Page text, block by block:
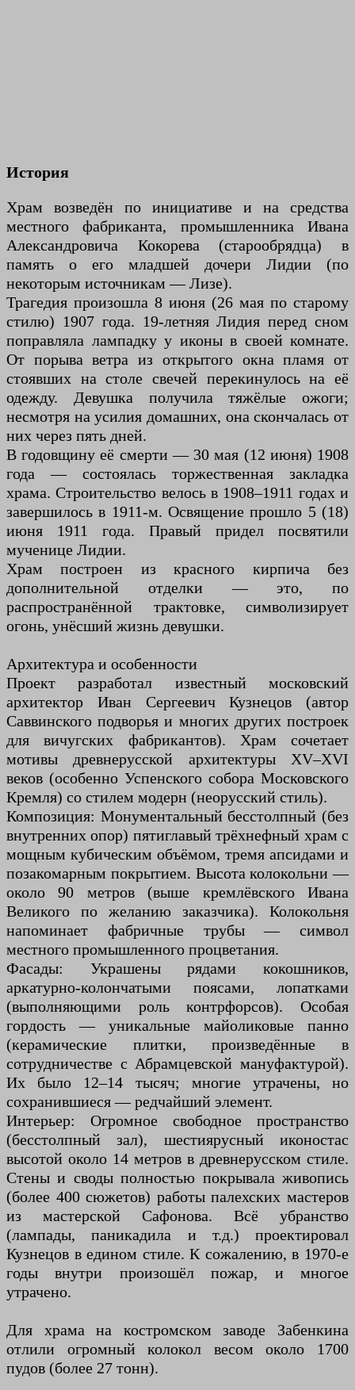
История
Храм возведён по инициативе и на средства
местного фабриканта, промышленника Ивана
Александровича Кокорева (старообрядца) в
память о его младшей дочери Лидии (по
некоторым источникам — Лизе).
Трагедия произошла 8 июня (26 мая по старому
стилю) 1907 года. 19-летняя Лидия перед сном
поправляла лампадку у иконы в своей комнате.
От порыва ветра из открытого окна пламя от
стоявших на столе свечей перекинулось на её
одежду. Девушка получила тяжёлые ожоги;
несмотря на усилия домашних, она скончалась от
них через пять дней.
В годовщину её смерти — 30 мая (12 июня) 1908
года — состоялась торжественная закладка
храма. Строительство велось в 1908–1911 годах и
завершилось в 1911-м. Освящение прошло 5 (18)
июня 1911 года. Правый придел посвятили
мученице Лидии.
Храм построен из красного кирпича без
дополнительной отделки — это, по
распространённой трактовке, символизирует
огонь, унёсший жизнь девушки.
Архитектура и особенности
Проект разработал известный московский
архитектор Иван Сергеевич Кузнецов (автор
Саввинского подворья и многих других построек
для вичугских фабрикантов). Храм сочетает
мотивы древнерусской архитектуры XV–XVI
веков (особенно Успенского собора Московского
Кремля) со стилем модерн (неорусский стиль).
Композиция: Монументальный бесстолпный (без
внутренних опор) пятиглавый трёхнефный храм с
мощным кубическим объёмом, тремя апсидами и
позакомарным покрытием. Высота колокольни —
около 90 метров (выше кремлёвского Ивана
Великого по желанию заказчика). Колокольня
напоминает фабричные трубы — символ
местного промышленного процветания.
Фасады: Украшены рядами кокошников,
аркатурно-колончатыми поясами, лопатками
(выполняющими роль контрфорсов). Особая
гордость — уникальные майоликовые панно
(керамические плитки, произведённые в
сотрудничестве с Абрамцевской мануфактурой).
Их было 12–14 тысяч; многие утрачены, но
сохранившиеся — редчайший элемент.
Интерьер: Огромное свободное пространство
(бесстолпный зал), шестиярусный иконостас
высотой около 14 метров в древнерусском стиле.
Стены и своды полностью покрывала живопись
(более 400 сюжетов) работы палехских мастеров
из мастерской Сафонова. Всё убранство
(лампады, паникадила и т.д.) проектировал
Кузнецов в едином стиле. К сожалению, в 1970-е
годы внутри произошёл пожар, и многое
утрачено.
Для храма на костромском заводе Забенкина
отлили огромный колокол весом около 1700
пудов (более 27 тонн).